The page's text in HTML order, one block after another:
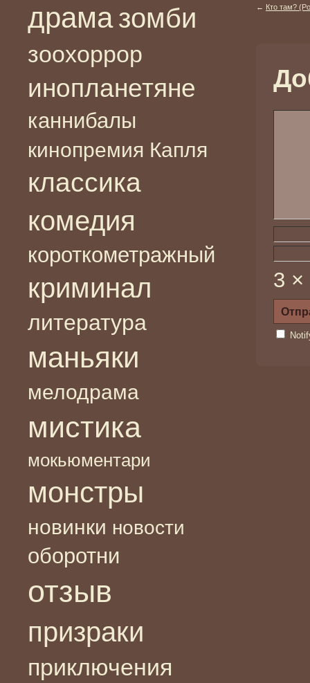
драма зомби
зоохоррор
инопланетяне
каннибалы
кинопремия Капля
классика
комедия
короткометражный
криминал
литература
маньяки
мелодрама
мистика
мокьюментари
монстры
новинки новости
оборотни
отзыв
призраки
приключения
← Кто там?
3